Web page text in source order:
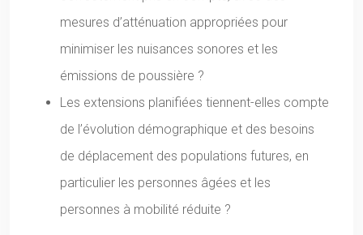
mesures d’atténuation appropriées pour
minimiser les nuisances sonores et les
émissions de poussière ?
Les extensions planifiées tiennent-elles compte
de l’évolution démographique et des besoins
de déplacement des populations futures, en
particulier les personnes âgées et les
personnes à mobilité réduite ?